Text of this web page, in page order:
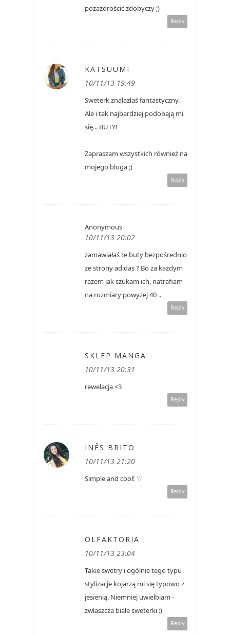
pozazdrościć zdobyczy ;)
Reply
KATSUUMI
10/11/13 19:49
Sweterk znalazłaś fantastyczny.
Ale i tak najbardziej podobają mi
się... BUTY!
Zapraszam wszystkich również na
mojego bloga ;)
Reply
Anonymous
10/11/13 20:02
zamawiałaś te buty bezpośrednio
ze strony adidas ? Bo za każdym
razem jak szukam ich, natrafiam
na rozmiary powyżej 40 ..
Reply
SKLEP MANGA
10/11/13 20:31
rewelacja <3
Reply
INÊS BRITO
10/11/13 21:20
Simple and cool! ♡
Reply
OLFAKTORIA
10/11/13 23:04
Takie swetry i ogólnie tego typu
stylizacje kojarzą mi się typowo z
jesienią. Niemniej uwielbiam -
zwłaszcza białe sweterki :)
Reply